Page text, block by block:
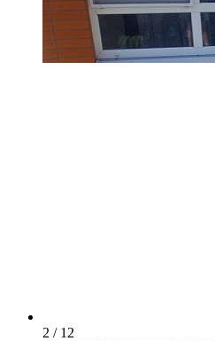
2 / 12